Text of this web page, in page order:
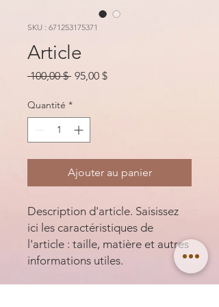
SKU : 671253175371
Article
100,00 $ Prix
95,00 $Prix
Quantité *
Ajouter au panier
Description d'article. Saisissez
ici les caractéristiques de
l'article : taille, matière et autres
informations utiles.